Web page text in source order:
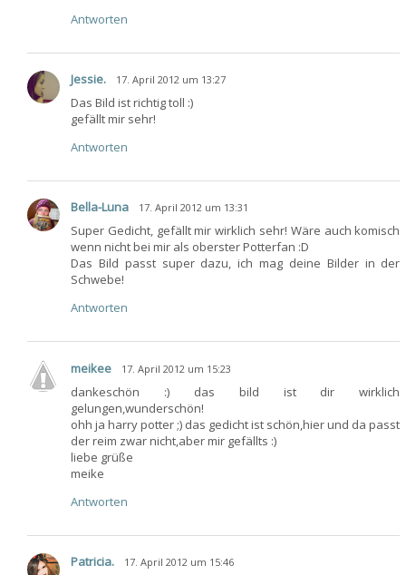
Antworten
Jessie. 17. April 2012 um 13:27
Das Bild ist richtig toll :)
gefällt mir sehr!
Antworten
Bella-Luna 17. April 2012 um 13:31
Super Gedicht, gefällt mir wirklich sehr! Wäre auch komisch
wenn nicht bei mir als oberster Potterfan :D
Das Bild passt super dazu, ich mag deine Bilder in der
Schwebe!
Antworten
meikee 17. April 2012 um 15:23
dankeschön :) das bild ist dir wirklich
gelungen,wunderschön!
ohh ja harry potter ;) das gedicht ist schön,hier und da passt
der reim zwar nicht,aber mir gefällts :)
liebe grüße
meike
Antworten
Patricia. 17. April 2012 um 15:46